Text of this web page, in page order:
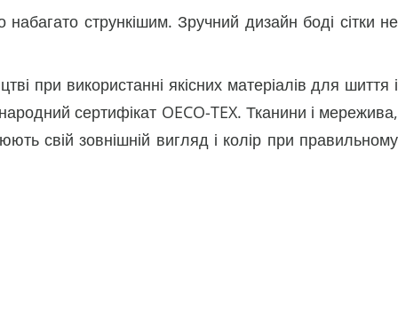
набагато стрункішим. Зручний дизайн боді сітки не
при використанні якісних матеріалів для шиття і
сертифікат OECO-TEX. Тканини і мережива,
свій зовнішній вигляд і колір при правильному